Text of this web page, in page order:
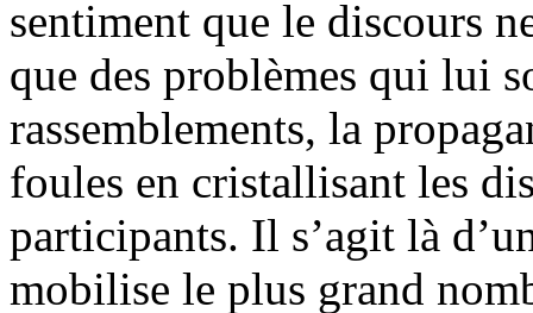
sentiment que le discours
que des problèmes qui lui
rassemblements, la
foules en cristallisant les
participants. Il s’agit là
mobilise le plus grand